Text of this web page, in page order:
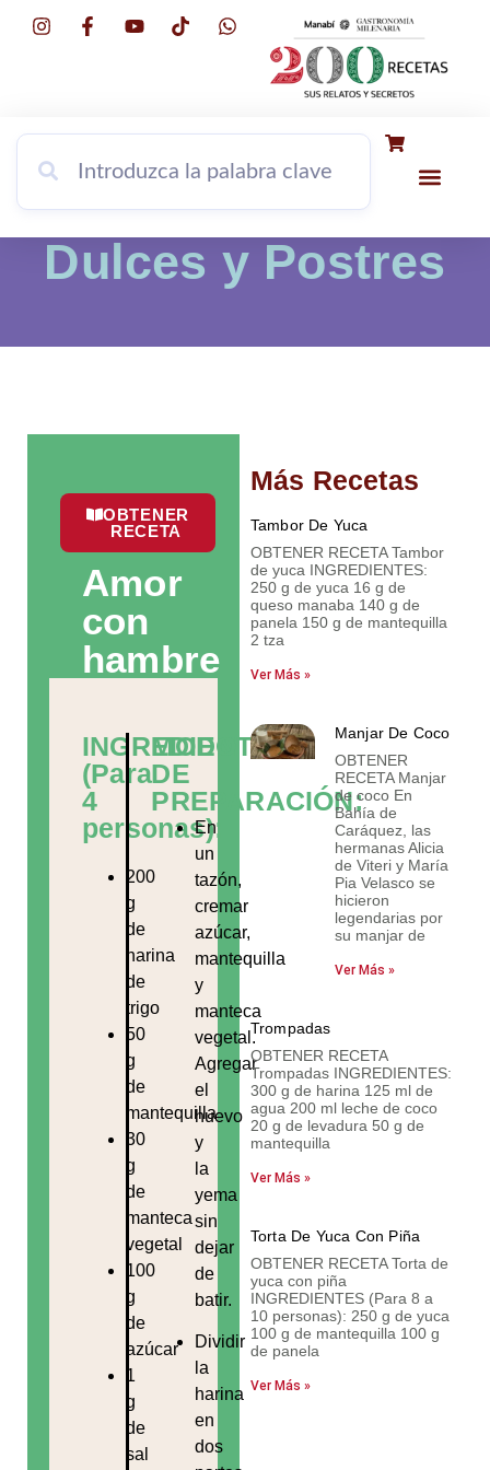
Dulces y Postres
OBTENER
RECETA
Amor
con
hambre
INGREDIENTES
(Para
4
personas):
200
g
de
harina
de
trigo
50
g
de
mantequilla
30
g
de
manteca
vegetal
100
g
de
azúcar
1
g
de
sal
MODO
DE
PREPARACIÓN:
En
un
tazón,
cremar
azúcar,
mantequilla
y
manteca
vegetal.
Agregar
el
huevo
y
la
yema
sin
dejar
de
batir.
Dividir
la
harina
en
dos
Más Recetas
Tambor De Yuca
OBTENER RECETA Tambor
de yuca INGREDIENTES:
250 g de yuca 16 g de
queso manaba 140 g de
panela 150 g de mantequilla
2 tza
Ver Más »
Manjar De Coco
OBTENER
RECETA Manjar
de coco En
Bahía de
Caráquez, las
hermanas Alicia
de Viteri y María
Pia Velasco se
hicieron
legendarias por
su manjar de
Ver Más »
Trompadas
OBTENER RECETA
Trompadas INGREDIENTES:
300 g de harina 125 ml de
agua 200 ml leche de coco
20 g de levadura 50 g de
mantequilla
Ver Más »
Torta De Yuca Con Piña
OBTENER RECETA Torta de
yuca con piña
INGREDIENTES (Para 8 a
10 personas): 250 g de yuca
100 g de mantequilla 100 g
de panela
Ver Más »